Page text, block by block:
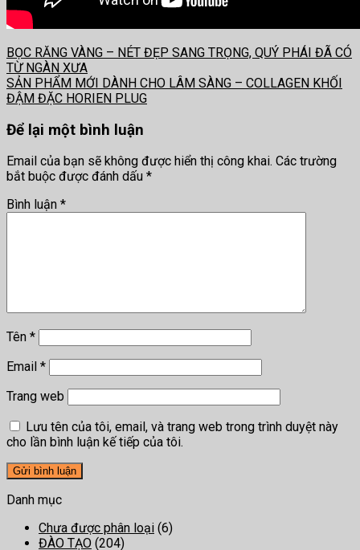
BỌC RĂNG VÀNG – NÉT ĐẸP SANG TRỌNG, QUÝ PHÁI ĐÃ CÓ
TỪ NGÀN XƯA
SẢN PHẨM MỚI DÀNH CHO LÂM SÀNG – COLLAGEN KHỐI
ĐẬM ĐẶC HORIEN PLUG
Để lại một bình luận
Email của bạn sẽ không được hiển thị công khai. Các trường
bắt buộc được đánh dấu *
Bình luận *
Tên *
Email *
Trang web
Lưu tên của tôi, email, và trang web trong trình duyệt này
cho lần bình luận kế tiếp của tôi.
Danh mục
Chưa được phân loại (6)
ĐÀO TẠO (204)